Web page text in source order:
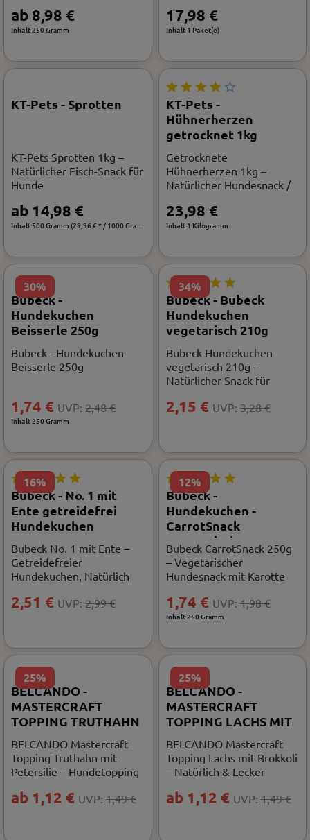
ab 8,98 €
Inhalt250 Gramm
17,98 €
Inhalt 1 Paket(e)
KT-Pets - Sprotten
KT-Pets Sprotten 1kg –
Natürlicher Fisch-Snack für
Hunde
ab 14,98 €
Inhalt 500 Gramm (29,96 € * / 1000 Gramm)
KT-Pets -
Hühnerherzen
getrocknet 1kg
Getrocknete
Hühnerherzen 1kg –
Natürlicher Hundesnack /
23,98 €
Inhalt 1 Kilogramm
30%
Bubeck -
Hundekuchen
Beisserle 250g
Bubeck - Hundekuchen
Beisserle 250g
UVP:2,48 €
1,74 €
Inhalt250 Gramm
34%
Bubeck - Bubeck
Hundekuchen
vegetarisch 210g
Bubeck Hundekuchen
vegetarisch 210g –
Natürlicher Snack für
UVP:3,28 €
2,15 €
16%
Bubeck - No. 1 mit
Ente getreidefrei
Hundekuchen
Bubeck No. 1 mit Ente –
Getreidefreier
Hundekuchen, Natürlich
UVP:2,99 €
2,51 €
12%
Bubeck -
Hundekuchen -
CarrotSnack
vegetarisch
Bubeck CarrotSnack 250g
– Vegetarischer
Hundesnack mit Karotte
UVP:1,98 €
1,74 €
Inhalt250 Gramm
25%
BELCANDO -
MASTERCRAFT
TOPPING TRUTHAHN
BELCANDO Mastercraft
Topping Truthahn mit
Petersilie – Hundetopping
UVP:1,49 €
ab 1,12 €
25%
BELCANDO -
MASTERCRAFT
TOPPING LACHS MIT
BELCANDO Mastercraft
Topping Lachs mit Brokkoli
– Natürlich & Lecker
UVP:1,49 €
ab 1,12 €